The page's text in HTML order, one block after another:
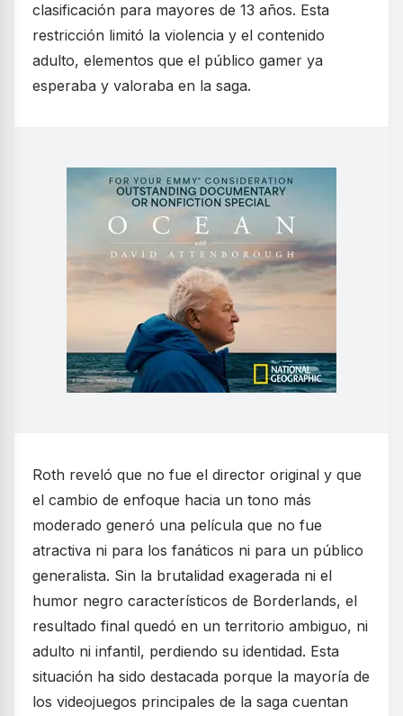
clasificación para mayores de 13 años. Esta
restricción limitó la violencia y el contenido
adulto, elementos que el público gamer ya
esperaba y valoraba en la saga.
Roth reveló que no fue el director original y que
el cambio de enfoque hacia un tono más
moderado generó una película que no fue
atractiva ni para los fanáticos ni para un público
generalista. Sin la brutalidad exagerada ni el
humor negro característicos de Borderlands, el
resultado final quedó en un territorio ambiguo, ni
adulto ni infantil, perdiendo su identidad. Esta
situación ha sido destacada porque la mayoría de
los videojuegos principales de la saga cuentan